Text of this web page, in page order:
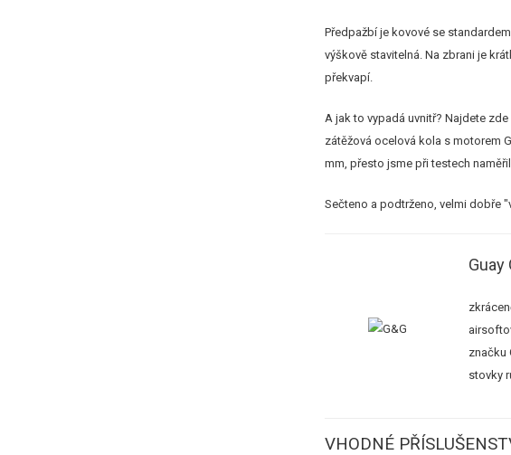
Předpažbí je kovové se
výškově stavitelná. Na zbrani je
překvapí.
A jak to vypadá uvnitř? Najdete
zátěžová ocelová kola s motorem
mm, přesto jsme při testech
Sečteno a podtrženo, velmi dobře
Guay
značku
stovky
VHODNÉ